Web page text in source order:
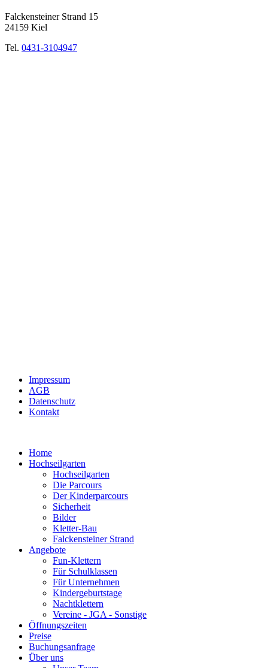
Falckensteiner Strand 15
24159 Kiel
Tel. 0431-3104947
Impressum
AGB
Datenschutz
Kontakt
Home
Hochseilgarten
Hochseilgarten
Die Parcours
Der Kinderparcours
Sicherheit
Bilder
Kletter-Bau
Falckensteiner Strand
Angebote
Fun-Klettern
Für Schulklassen
Für Unternehmen
Kindergeburtstage
Nachtklettern
Vereine - JGA - Sonstige
Öffnungszeiten
Preise
Buchungsanfrage
Über uns